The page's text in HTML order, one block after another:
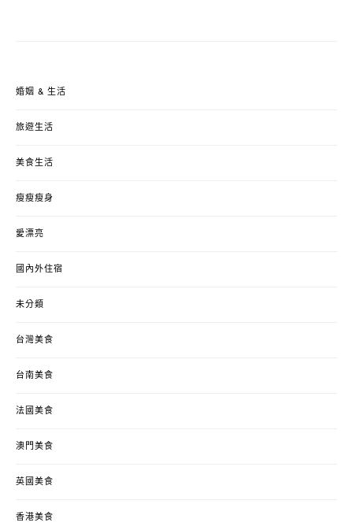
婚姻 & 生活
旅遊生活
美食生活
瘦瘦瘦身
愛漂亮
國內外住宿
未分類
台灣美食
台南美食
法國美食
澳門美食
英國美食
香港美食